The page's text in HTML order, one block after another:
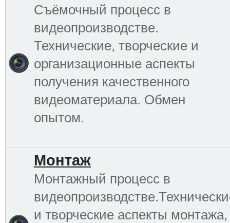
Съёмочный процесс в
видеопроизводстве.
Технические, творческие и
организационные аспекты
получения качественного
видеоматериала. Обмен
опытом.
Монтаж
Монтажный процесс в
и творческие аспекты монтажа,